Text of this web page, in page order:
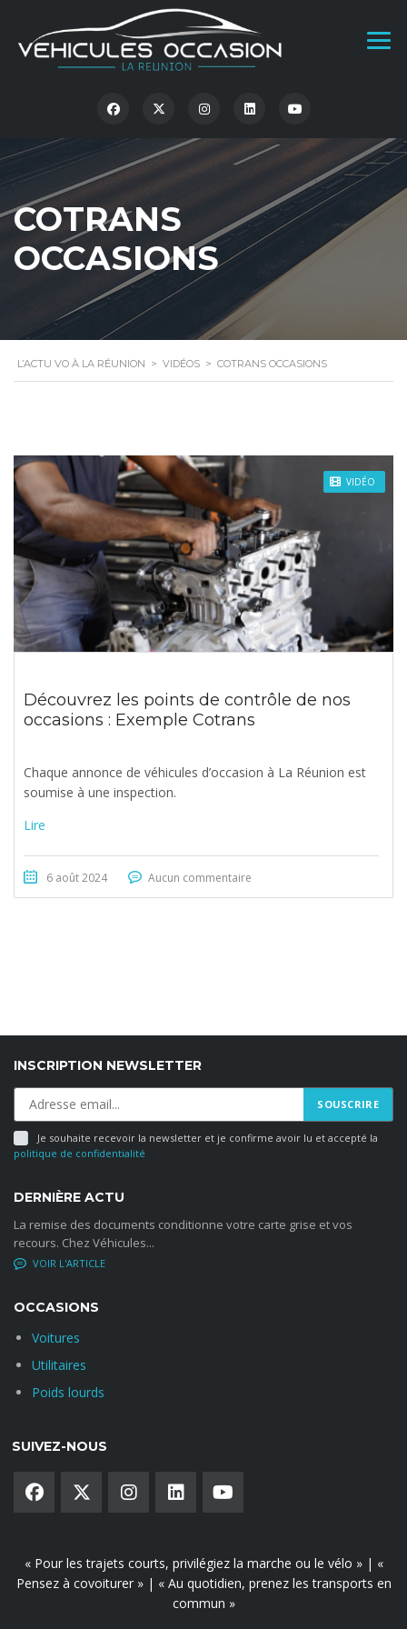
COTRANS
OCCASIONS
L’ACTU VO À LA RÉUNION > VIDÉOS > COTRANS OCCASIONS
VIDÉO
Découvrez les points de contrôle de nos
occasions : Exemple Cotrans
Chaque annonce de véhicules d’occasion à La Réunion est
soumise à une inspection.
Lire
6 août 2024 Aucun commentaire
INSCRIPTION NEWSLETTER
Je souhaite recevoir la newsletter et je confirme avoir lu et accepté la
politique de confidentialité
DERNIÈRE ACTU
La remise des documents conditionne votre carte grise et vos
recours. Chez Véhicules...
NO COMMENTS
OCCASIONS
Voitures
Utilitaires
Poids lourds
SUIVEZ-NOUS
« Pour les trajets courts, privilégiez la marche ou le vélo » | «
Pensez à covoiturer » | « Au quotidien, prenez les transports en
commun »